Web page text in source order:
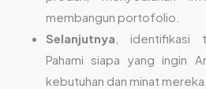
membangun portofolio.
Selanjutnya , identifikasi
Pahami siapa yang ingin
kebutuhan dan minat mereka.